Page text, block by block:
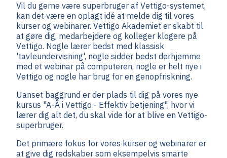
Vil du gerne være superbruger af Vettigo-systemet,
kan det være en oplagt idé at melde dig til vores
kurser og webinarer. Vettigo Akademiet er skabt til
at gøre dig, medarbejdere og kolleger klogere på
Vettigo. Nogle lærer bedst med klassisk
'tavleundervisning', nogle sidder bedst derhjemme
med et webinar på computeren, nogle er helt nye i
Vettigo og nogle har brug for en genopfriskning.
Uanset baggrund er der plads til dig på vores nye
kursus "A-Å i Vettigo - Effektiv betjening", hvor vi
lærer dig alt det, du skal vide for at blive en Vettigo-
superbruger.
Det primære fokus for vores kurser og webinarer er
at give dig redskaber som eksempelvis smarte